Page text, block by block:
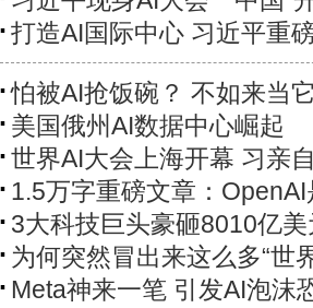
打造AI国际中心 习近平重
怕被AI抢饭碗？ 不如来当
美国俄州AI数据中心崛起
世界AI大会上海开幕 习亲
1.5万字重磅文章：
3大科技巨头豪砸8010亿
为何突然冒出来这么多“世
Meta神来一笔 引发AI泡沫